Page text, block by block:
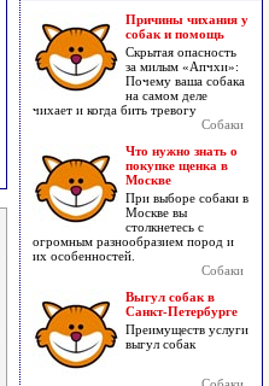
Причины чихания у
собак и помощь
Скрытая опасность
за милым «Апчхи»:
Почему ваша собака
на самом деле
чихает и когда бить тревогу
Собаки
Что нужно знать о
покупке щенка в
Москве
При выборе собаки в
Москве вы
столкнетесь с
огромным разнообразием пород и
их особенностей.
Собаки
Выгул собак в
Санкт-Петербурге
Преимуществ услуги
выгул собак